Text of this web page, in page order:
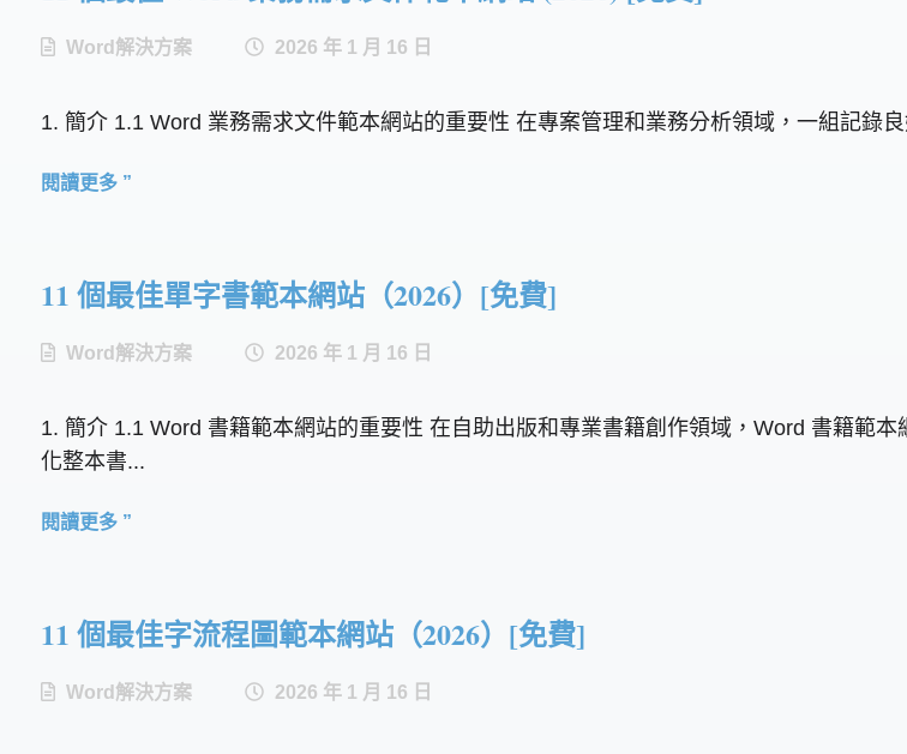
Word解決方案 2026 年 1 月 16 日
1. 簡介 1.1 Word 業務需求文件範本網站的重要性 在專案管理和業務分析領域，一組記錄
閱讀更多 ”
11 個最佳單字書範本網站（2026）[免費]
Word解決方案 2026 年 1 月 16 日
1. 簡介 1.1 Word 書籍範本網站的重要性 在自助出版和專業書籍創作領域，Word 書籍範
化整本書...
閱讀更多 ”
11 個最佳字流程圖範本網站（2026）[免費]
Word解決方案 2026 年 1 月 16 日